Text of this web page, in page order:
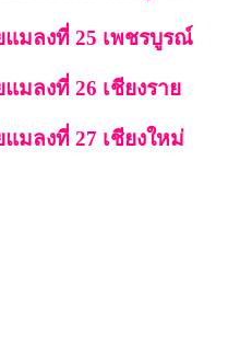
มลงที่ 25 เพชรบูรณ์
มลงที่ 26 เชียงราย
มลงที่ 27 เชียงใหม่